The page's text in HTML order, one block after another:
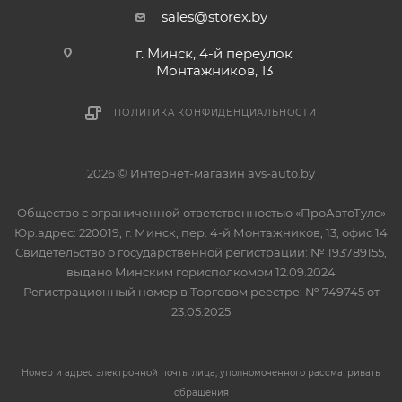
sales@storex.by
г. Минск, 4-й переулок
Монтажников, 13
ПОЛИТИКА КОНФИДЕНЦИАЛЬНОСТИ
2026 © Интернет-магазин avs-auto.by
Общество с ограниченной ответственностью «ПроАвтоТулс»
Юр.адрес: 220019, г. Минск, пер. 4-й Монтажников, 13, офис 14
Свидетельство о государственной регистрации: № 193789155,
выдано Минским горисполкомом 12.09.2024
Регистрационный номер в Торговом реестре: № 749745 от
23.05.2025
Номер и адрес электронной почты лица, уполномоченного рассматривать
обращения